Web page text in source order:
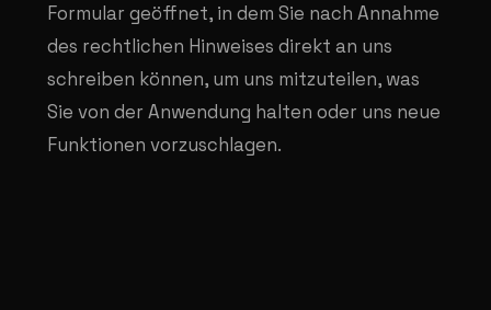
Formular geöffnet, in dem Sie nach Annahme
des rechtlichen Hinweises direkt an uns
schreiben können, um uns mitzuteilen, was
Sie von der Anwendung halten oder uns neue
Funktionen vorzuschlagen.